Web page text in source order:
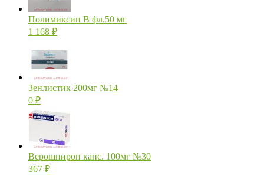
Полимиксин В фл.50 мг
1 168 ₽
Зенлистик 200мг №14
0 ₽
Верошпирон капс. 100мг №30
367 ₽